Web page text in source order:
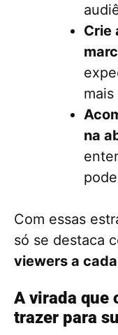
Crie
na
Com essas
só se destaca
viewers a
A virada que
trazer para